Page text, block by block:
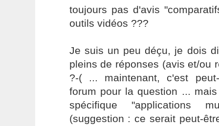
toujours pas d'avis
outils vidéos ???
Je suis un peu déçu, je dois
pleins de réponses (avis et/ou
?-( ... maintenant, c'est
forum pour la question ...
spécifique "applications
(suggestion : ce serait peut-